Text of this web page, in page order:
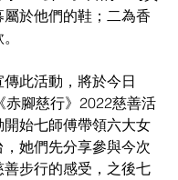
於他們的鞋；二為香
此活動，將於今日
赤腳慈行》2022慈善活
始七師傅帶領六大女
她們先分享參與今次
善步行的感受，之後七